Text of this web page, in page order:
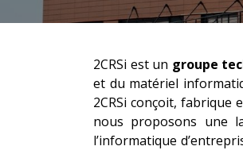
2CRSi est un groupe
et du matériel
2CRSi conçoit,
nous proposons une
l’informatique